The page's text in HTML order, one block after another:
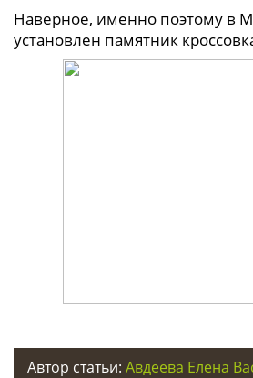
Наверное, именно поэтому в
установлен памятник
Автор статьи: Авдеева Елена